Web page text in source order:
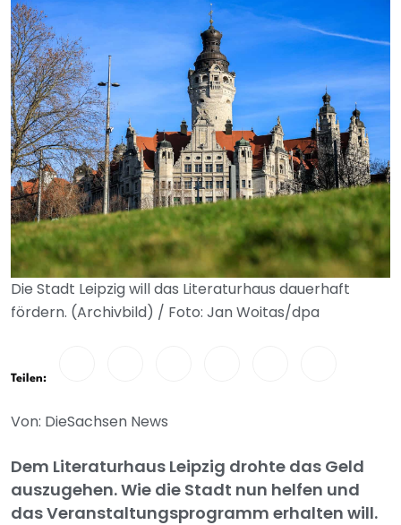
Die Stadt Leipzig will das Literaturhaus dauerhaft
fördern. (Archivbild) / Foto: Jan Woitas/dpa
Teilen:
Von: DieSachsen News
Dem Literaturhaus Leipzig drohte das Geld
auszugehen. Wie die Stadt nun helfen und
das Veranstaltungsprogramm erhalten will.